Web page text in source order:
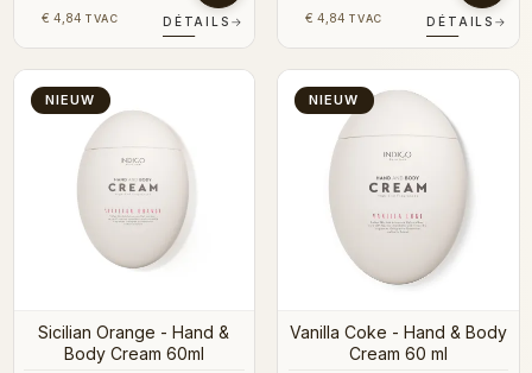
€ 4,84 TVAC DÉTAILS → € 4,84 TVAC DÉTAILS →
NIEUW
Sicilian Orange - Hand &
Body Cream 60ml
NIEUW
Vanilla Coke - Hand & Body
Cream 60 ml